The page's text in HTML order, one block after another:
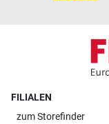
FILIALEN
zumStorefinder